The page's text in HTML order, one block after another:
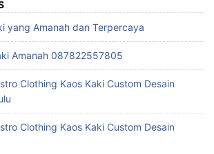
yang Amanah dan Terpercaya
Amanah 087822557805
Clothing Kaos Kaki Custom Desain
Clothing Kaos Kaki Custom Desain